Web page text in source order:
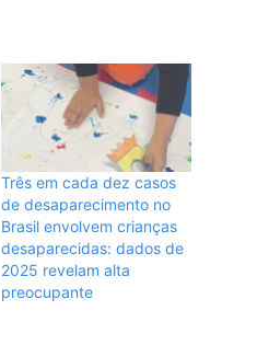
Três em cada dez casos
de desaparecimento no
Brasil envolvem crianças
desaparecidas: dados de
2025 revelam alta
preocupante